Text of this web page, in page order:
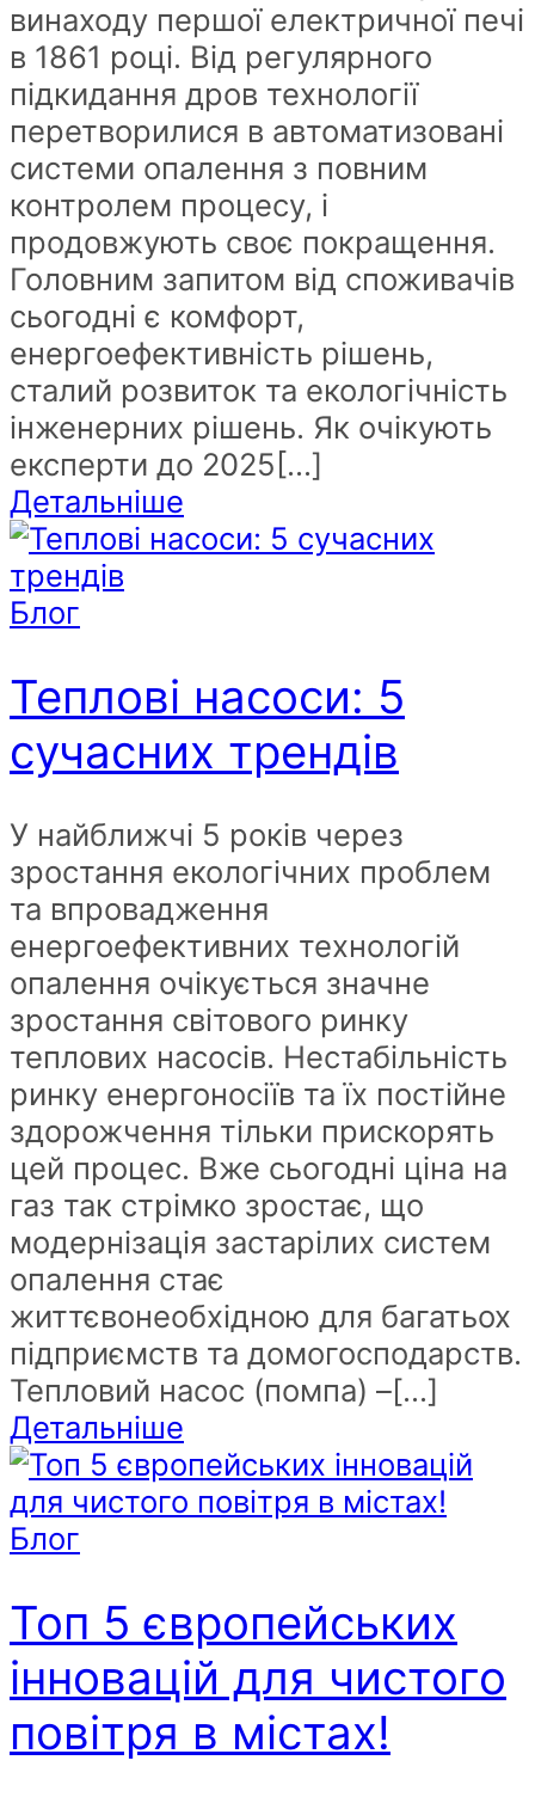
винаходу першої електричної печі
в 1861 році. Від регулярного
підкидання дров технології
перетворилися в автоматизовані
системи опалення з повним
контролем процесу, і
продовжують своє покращення.
Головним запитом від споживачів
сьогодні є комфорт,
енергоефективність рішень,
сталий розвиток та екологічність
інженерних рішень. Як очікують
експерти до 2025[...]
Детальніше
Блог
Теплові насоси: 5
сучасних трендів
У найближчі 5 років через
зростання екологічних проблем
та впровадження
енергоефективних технологій
опалення очікується значне
зростання світового ринку
теплових насосів. Нестабільність
ринку енергоносіїв та їх постійне
здорожчення тільки прискорять
цей процес. Вже сьогодні ціна на
газ так стрімко зростає, що
модернізація застарілих систем
опалення стає
життєвонеобхідною для багатьох
підприємств та домогосподарств.
Тепловий насос (помпа) –[...]
Детальніше
Блог
Топ 5 європейських
інновацій для чистого
повітря в містах!